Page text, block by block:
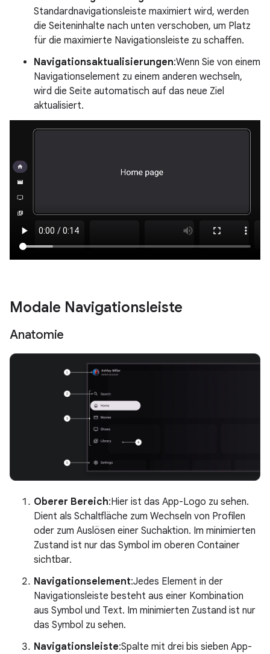
Standardnavigationsleiste maximiert wird, werden
die Seiteninhalte nach unten verschoben, um Platz
für die maximierte Navigationsleiste zu schaffen.
Navigationsaktualisierungen:Wenn Sie von einem
Navigationselement zu einem anderen wechseln,
wird die Seite automatisch auf das neue Ziel
aktualisiert.
Modale Navigationsleiste
Anatomie
Oberer Bereich:Hier ist das App-Logo zu sehen.
Dient als Schaltfläche zum Wechseln von Profilen
oder zum Auslösen einer Suchaktion. Im minimierten
Zustand ist nur das Symbol im oberen Container
sichtbar.
Navigationselement:Jedes Element in der
Navigationsleiste besteht aus einer Kombination
aus Symbol und Text. Im minimierten Zustand ist nur
das Symbol zu sehen.
Navigationsleiste:Spalte mit drei bis sieben App-